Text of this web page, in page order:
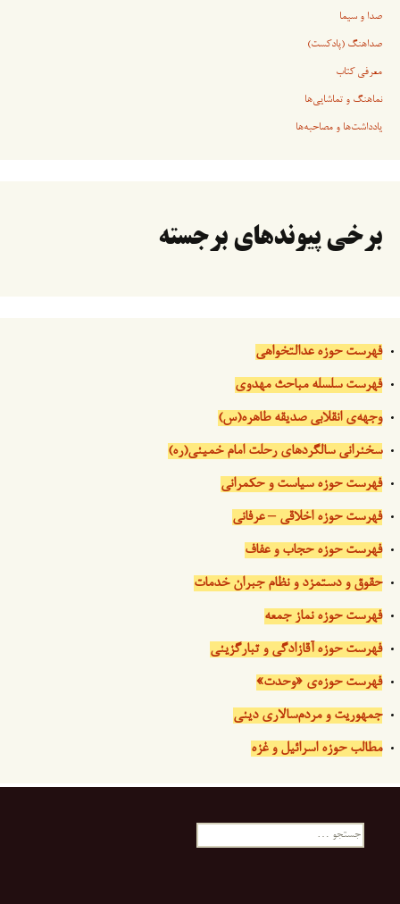
صدا و سیما
صداهنگ (پادکست)
معرفی کتاب
نماهنگ و تماشایی‌ها
یادداشت‌ها و مصاحبه‌ها
برخی پیوندهای برجسته
فهرست حوزه عدالتخواهی
فهرست سلسله مباحث مهدوی
وجهه‌ی انقلابی صدیقه طاهره(س)
سخنرانی سالگردهای رحلت امام خمینی(ره)
فهرست حوزه سیاست و حکمرانی
فهرست حوزه اخلاقی – عرفانی
فهرست حوزه حجاب و عفاف
حقوق و دستمزد و نظام جبران خدمات
فهرست حوزه نماز جمعه
فهرست حوزه آقازادگی و تبارگزینی
فهرست حوزه‌ی «وحدت»
جمهوریت و مردم‌سالاری دینی
مطالب حوزه اسرائیل و غزه
جستجو